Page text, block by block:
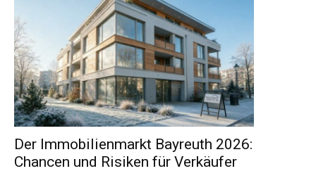
Der Immobilienmarkt Bayreuth 2026:
Chancen und Risiken für Verkäufer